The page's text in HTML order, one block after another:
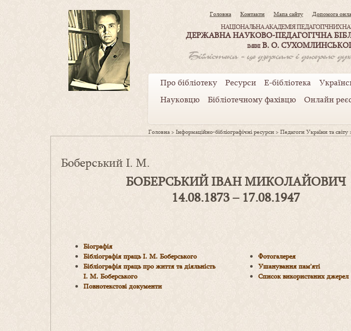
Головна Контакти Мапа сайту Допомога
НАЦІОНАЛЬНА АКАДЕМІЯ ПЕДАГОГІЧНИХ
ДЕРЖАВНА НАУКОВО-ПЕДАГОГІЧНА
ІМЕНІВ. О.
Про бібліотеку Ресурси Е-бібліотека
Науковцю
Бібліотечному фахівцю Онлайн
Головна >Інформаційно-бібліографічні ресурси >Педагоги України та світу
Боберський І. М.
БОБЕРСЬКИЙ ІВАН МИКОЛАЙОВИЧ
14.08.1873– 17.08.1947
Біографія
Бібліографія праць І. М. Боберського
Бібліографія праць про життя та діяльність
І. М. Боберського
Повнотекстові документи
Фотогалерея
Ушанування пам’яті
Список використаних джерел